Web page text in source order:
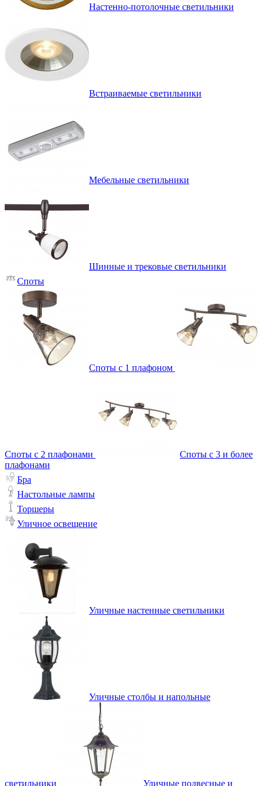
Настенно-потолочные светильники
Встраиваемые светильники
Мебельные светильники
Шинные и трековые светильники
Споты
Споты с 1 плафоном
Споты с 2 плафонами
Споты с 3 и более
плафонами
Бра
Настольные лампы
Торшеры
Уличное освещение
Уличные настенные светильники
Уличные столбы и напольные
светильники Уличные подвесные и